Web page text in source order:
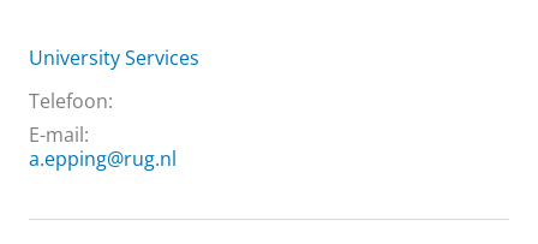
University Services
Telefoon:
E-mail:
a.epping@rug.nl